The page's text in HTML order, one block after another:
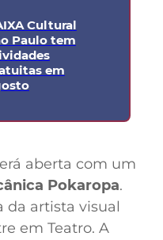
Cultural
Paulo tem
em
aberta com um
Pokaropa.
da artista visual
em Teatro. A